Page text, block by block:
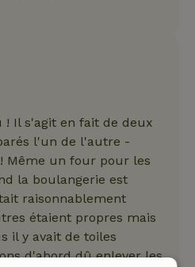
! Il s'agit en fait de deux
l'un de l'autre -
Même un four pour les
la boulangerie est
raisonnablement
étaient propres mais
il y avait de toiles
d'abord dû enlever les